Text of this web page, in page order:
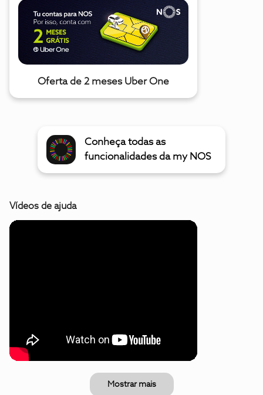
Oferta de 2 meses Uber One
Conheça todas as
funcionalidades da my NOS
Vídeos de ajuda
Mostrar mais